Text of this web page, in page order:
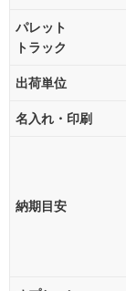
パレット
トラック
出荷単位
名入れ・印刷
納期目安